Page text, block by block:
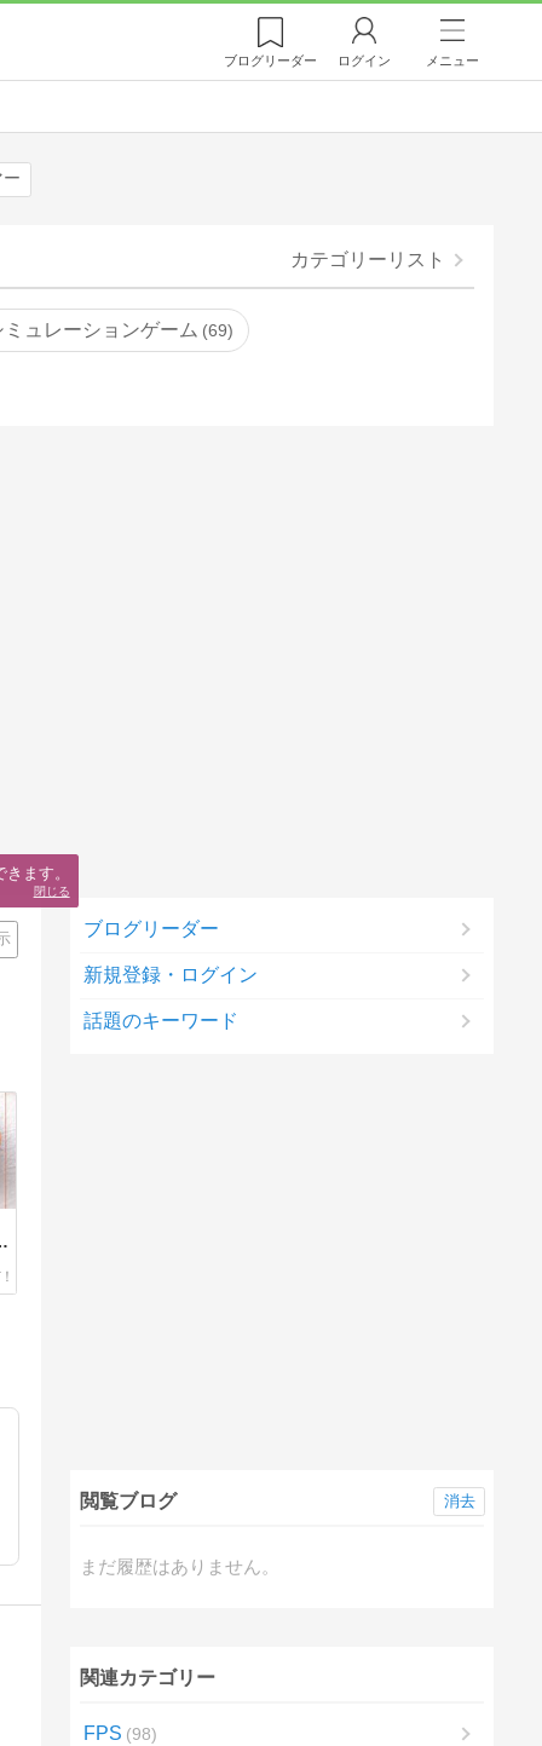
ブログリーダー ログイン メニュー
カテゴリーリスト
ミュレーションゲーム 69
ブログリーダー
新規登録・ログイン
話題のキーワード
閲覧ブログ
まだ履歴はありません。
消去
関連カテゴリー
FPS 98
ます。
閉じる